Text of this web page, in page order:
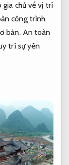
chủ về vị trí
công trình.
bản, An toàn
trì sự yên